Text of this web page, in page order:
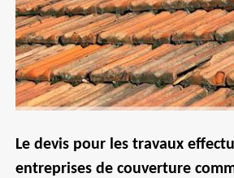
Le devis pour les travaux
entreprises de couverture